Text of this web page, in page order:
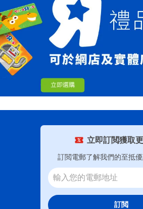
立即訂閲獲取
訂閲電郵了解我們的至抵
訂閲